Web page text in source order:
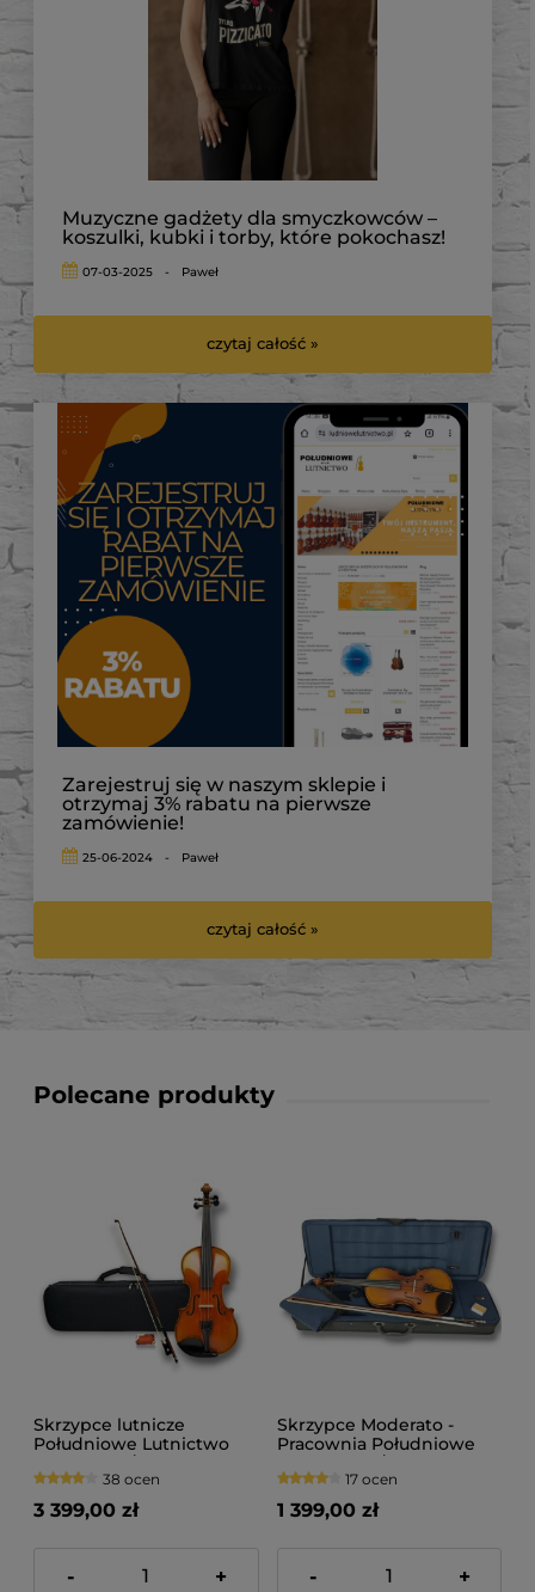
Muzyczne gadżety dla smyczkowców –
koszulki, kubki i torby, które pokochasz!
07-03-2025 - Paweł
czytaj całość »
Zarejestruj się w naszym sklepie i
otrzymaj 3% rabatu na pierwsze
zamówienie!
25-06-2024 - Paweł
czytaj całość »
Polecane produkty
Skrzypce lutnicze
Południowe Lutnictwo
38 ocen
3 399,00 zł
- +
Skrzypce Moderato -
Pracownia Południowe
17 ocen
1 399,00 zł
- +